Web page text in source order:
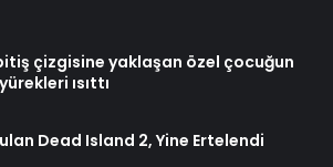
çizgisine yaklaşan özel çocuğun
ısıttı
Dead Island 2, Yine Ertelendi